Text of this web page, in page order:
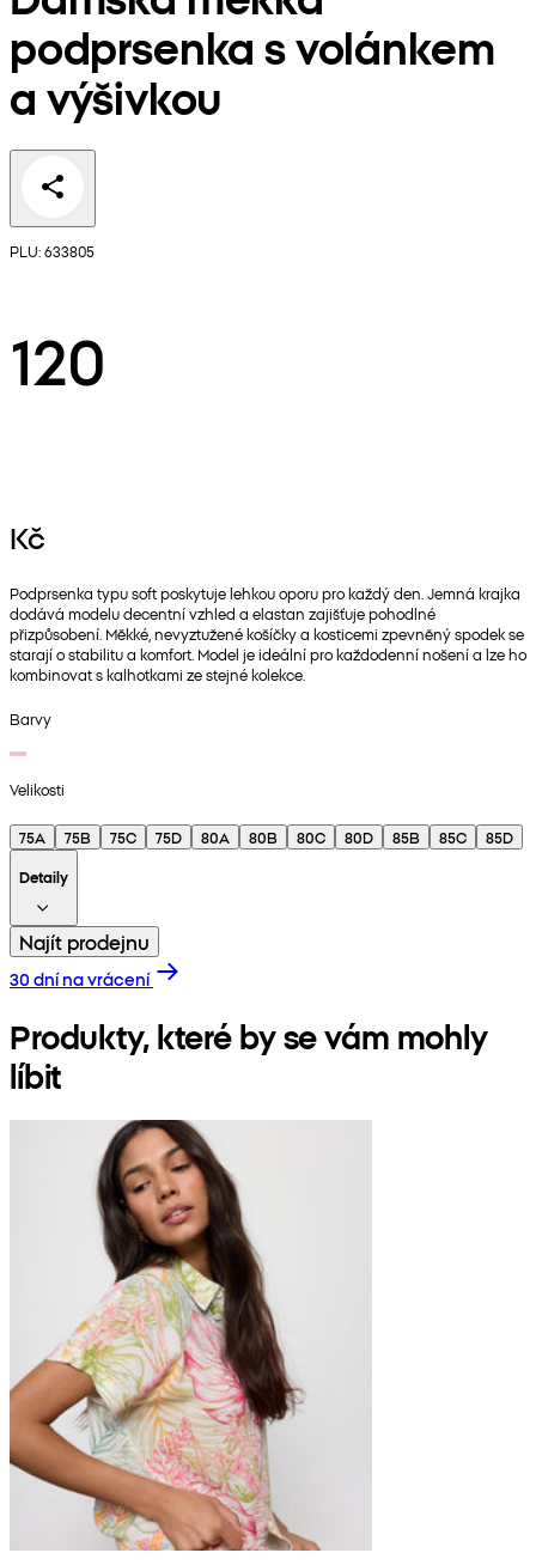
podprsenka s volánkem
a výšivkou
PLU: 633805
120
Kč
Podprsenka typu soft poskytuje lehkou oporu pro každý den. Jemná krajka
dodává modelu decentní vzhled a elastan zajišťuje pohodlné
přizpůsobení. Měkké, nevyztužené košíčky a kosticemi zpevněný spodek se
starají o stabilitu a komfort. Model je ideální pro každodenní nošení a lze ho
kombinovat s kalhotkami ze stejné kolekce.
Barvy
Velikosti
75A 75B 75C 75D 80A 80B 80C 80D 85B 85C
85D
Detaily
Najít prodejnu
30 dní na vrácení
Produkty, které by se vám mohly
líbit